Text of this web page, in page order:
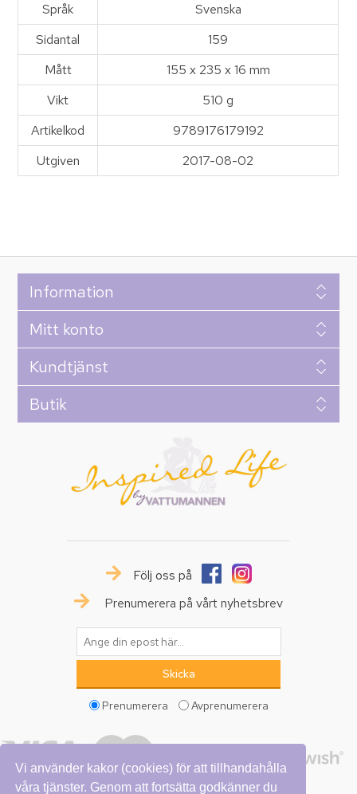
Vi använder kakor (cookies) för att tillhandahålla
våra tjänster. Genom att fortsätta godkänner du
Språk
Svenska
Sidantal
159
Mått
155 x 235 x 16 mm
Vikt
510 g
Artikelkod
9789176179192
Utgiven
2017-08-02
Information
Mitt konto
Kundtjänst
Butik
Följ oss på
Prenumerera på vårt nyhetsbrev
Prenumerera Avprenumerera